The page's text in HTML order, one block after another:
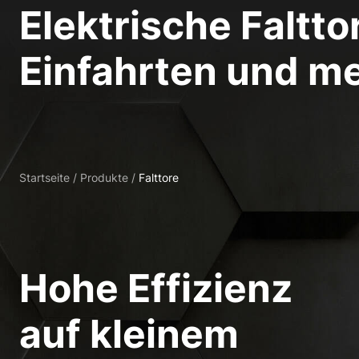
Elektrische
Einfahrten und
Startseite / Produkte / Falttore
Hohe Effizienz
auf kleinem
Essenziell (1)
Essenzielle Cookies
Statistiken (2)
Inhalte von
Medien akzeptiert